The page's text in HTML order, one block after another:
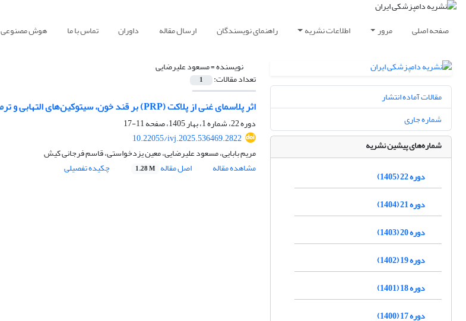
صفحه اصلی مرور اطلاعات نشریه راهنمای نویسندگان ارسال مقاله داوران تماس با ما هوش مصنوعی
نویسنده =مسعود علیرضایی
تعداد مقالات: 1
اثر پلاسمای غنی از پلاکت (PRP) بر قند خون، سیتوکین‌های التهابی و ترمیم زخم در موش‌های صحرایی دیابتی
دوره 22، شماره 1، بهار 1405، صفحه
11-17
10.22055/ivj.2025.536469.2822
مریم بابایی، مسعود علیرضایی، معین یزدخواستی، قاسم فرجانی کیش
مشاهده مقاله
اصل مقاله 1.28 M چکیده تفصیلی
مقالات آماده انتشار
شماره جاری
شماره‌های پیشین نشریه
دوره 22 (1405)
دوره 21 (1404)
دوره 20 (1403)
دوره 19 (1402)
دوره 18 (1401)
دوره 17 (1400)